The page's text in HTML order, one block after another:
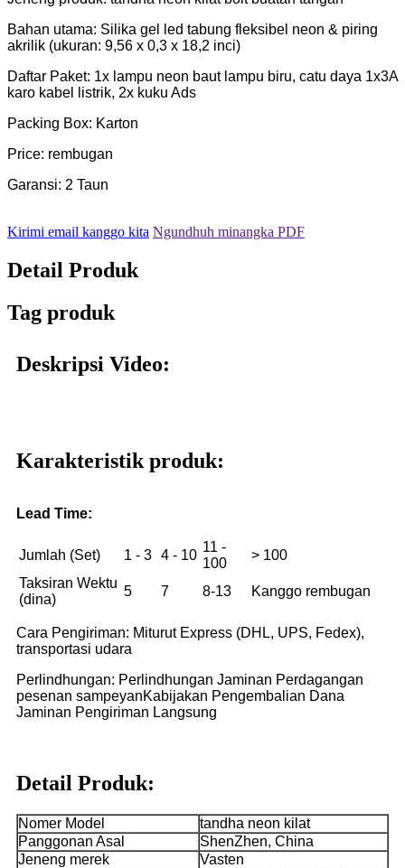
Bahan utama: Silika gel led tabung fleksibel neon & piring
akrilik (ukuran: 9,56 x 0,3 x 18,2 inci)
Daftar Paket: 1x lampu neon baut lampu biru, catu daya 1x3A
karo kabel listrik, 2x kuku Ads
Packing Box: Karton
Price: rembugan
Garansi: 2 Taun
Kirimi email kanggo kita Ngundhuh minangka PDF
Detail Produk
Tag produk
Deskripsi Video:
Karakteristik produk:
Lead Time:
Jumlah (Set) 1 - 3 4 - 10
11 -
100
> 100
Taksiran Wektu
(dina)
5 7 8-13 Kanggo rembugan
Cara Pengiriman: Miturut Express (DHL, UPS, Fedex),
transportasi udara
Perlindhungan: Perlindhungan Jaminan Perdagangan
pesenan sampeyanKabijakan Pengembalian Dana
Jaminan Pengiriman Langsung
Detail Produk:
Nomer Model
tandha neon kilat
Panggonan Asal
ShenZhen, China
Jeneng merek
Vasten